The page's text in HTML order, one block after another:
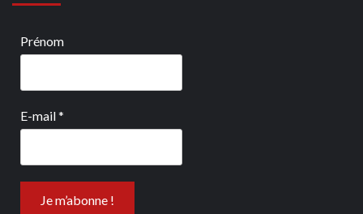
Prénom
E-mail*